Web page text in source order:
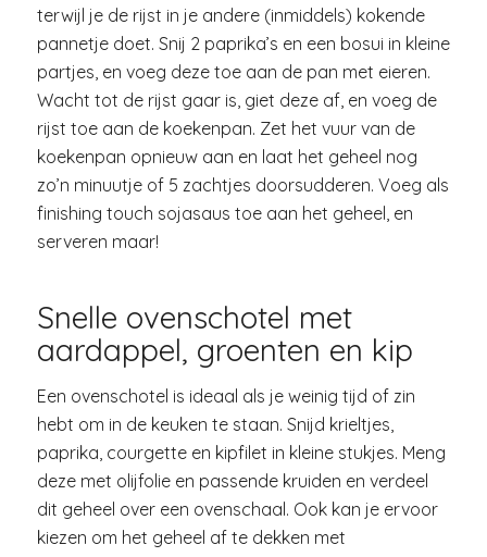
terwijl je de rijst in je andere (inmiddels) kokende
pannetje doet. Snij 2 paprika’s en een bosui in kleine
partjes, en voeg deze toe aan de pan met eieren.
Wacht tot de rijst gaar is, giet deze af, en voeg de
rijst toe aan de koekenpan. Zet het vuur van de
koekenpan opnieuw aan en laat het geheel nog
zo’n minuutje of 5 zachtjes doorsudderen. Voeg als
finishing touch sojasaus toe aan het geheel, en
serveren maar!
Snelle ovenschotel met
aardappel, groenten en kip
Een ovenschotel is ideaal als je weinig tijd of zin
hebt om in de keuken te staan. Snijd krieltjes,
paprika, courgette en kipfilet in kleine stukjes. Meng
deze met olijfolie en passende kruiden en verdeel
dit geheel over een ovenschaal. Ook kan je ervoor
kiezen om het geheel af te dekken met